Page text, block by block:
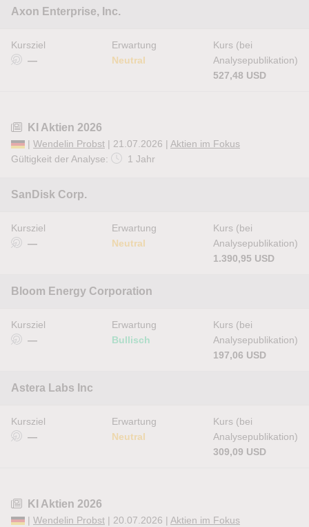
Axon Enterprise, Inc.
Kursziel
—
Erwartung
Neutral
Kurs (bei
Analysepublikation)
527,48 USD
KI Aktien 2026
| Wendelin Probst | 21.07.2026 | Aktien im Fokus
Gültigkeit der Analyse:
1 Jahr
SanDisk Corp.
Kursziel
—
Erwartung
Neutral
Kurs (bei
Analysepublikation)
1.390,95 USD
Bloom Energy Corporation
Kursziel
—
Erwartung
Bullisch
Kurs (bei
Analysepublikation)
197,06 USD
Astera Labs Inc
Kursziel
—
Erwartung
Neutral
Kurs (bei
Analysepublikation)
309,09 USD
KI Aktien 2026
| Wendelin Probst | 20.07.2026 | Aktien im Fokus